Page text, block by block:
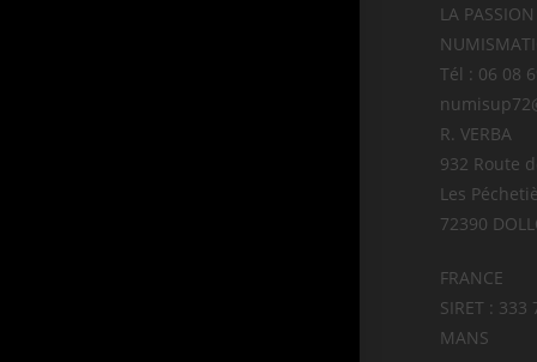
LA
Tél : 06 08
R. VERBA
932 Route
Les
72390
FRANCE
SIRET : 333
MANS